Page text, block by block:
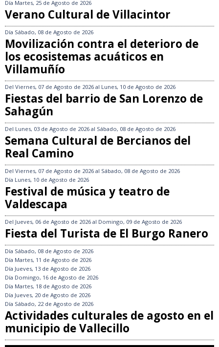
Día Martes, 25 de Agosto de 2026
Verano Cultural de Villacintor
Día Sábado, 08 de Agosto de 2026
Movilización contra el deterioro de
los ecosistemas acuáticos en
Villamuñío
Del Viernes, 07 de Agosto de 2026 al Lunes, 10 de Agosto de 2026
Fiestas del barrio de San Lorenzo de
Sahagún
Del Lunes, 03 de Agosto de 2026 al Sábado, 08 de Agosto de 2026
Semana Cultural de Bercianos del
Real Camino
Del Viernes, 07 de Agosto de 2026 al Sábado, 08 de Agosto de 2026
Día Lunes, 10 de Agosto de 2026
Festival de música y teatro de
Valdescapa
Del Jueves, 06 de Agosto de 2026 al Domingo, 09 de Agosto de 2026
Fiesta del Turista de El Burgo Ranero
Día Sábado, 08 de Agosto de 2026
Día Martes, 11 de Agosto de 2026
Día Jueves, 13 de Agosto de 2026
Día Domingo, 16 de Agosto de 2026
Día Martes, 18 de Agosto de 2026
Día Jueves, 20 de Agosto de 2026
Día Sábado, 22 de Agosto de 2026
Actividades culturales de agosto en el
municipio de Vallecillo